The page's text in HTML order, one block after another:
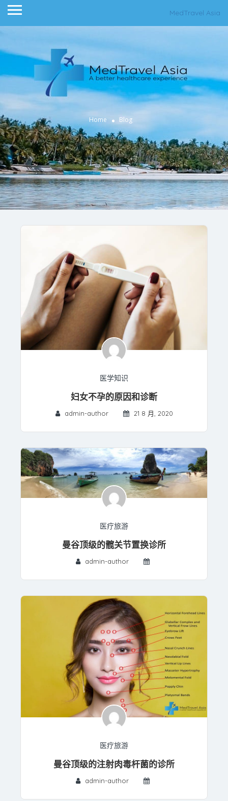
MedTravel Asia
Home Blog
医学知识
妇女不孕的原因和诊断
admin-author 21 8 月, 2020
医疗旅游
曼谷顶级的髋关节置换诊所
admin-author
医疗旅游
曼谷顶级的注射肉毒杆菌的诊所
admin-author